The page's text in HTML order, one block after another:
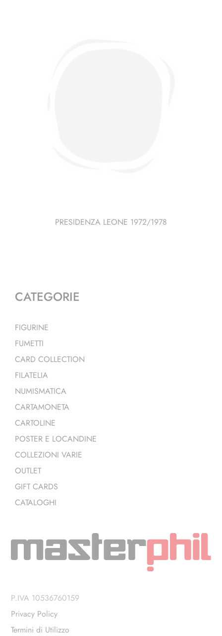
PRESIDENZA LEONE 1972/1978
CATEGORIE
FIGURINE
FUMETTI
CARD COLLECTION
FILATELIA
NUMISMATICA
CARTAMONETA
CARTOLINE
POSTER E LOCANDINE
COLLEZIONI VARIE
OUTLET
GIFT CARDS
CATALOGHI
P.IVA 10536760159
Privacy Policy
Termini di Utilizzo